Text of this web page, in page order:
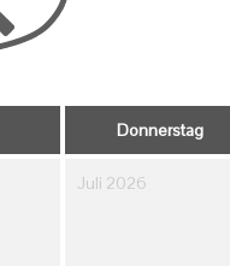
Donnerstag
Juli 2026